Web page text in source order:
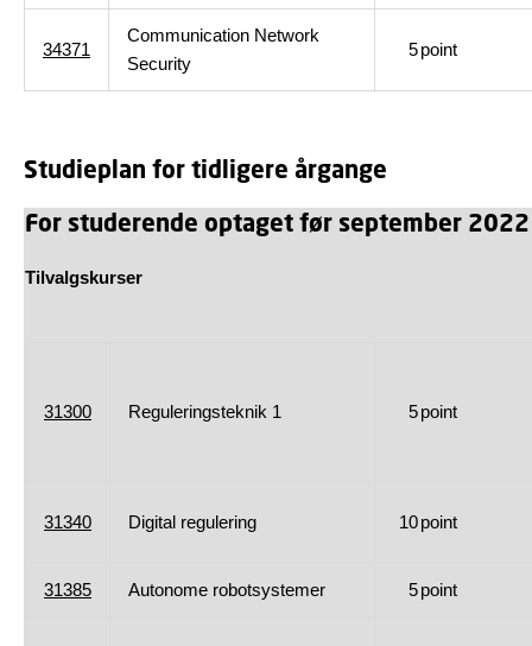
34371
Communication Network
Security
5point
Studieplan for tidligere årgange
For studerende optaget før september
Tilvalgskurser
31300 Reguleringsteknik 1 5point
31340 Digital regulering 10point
31385 Autonome robotsystemer 5point